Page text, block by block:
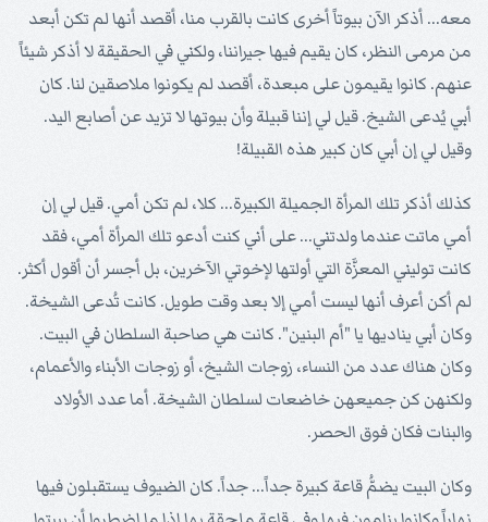
معه... أذكر الآن بيوتاً أخرى كانت بالقرب منا، أقصد أنها لم تكن أبعد
من مرمى النظر، كان يقيم فيها جيراننا، ولكني في الحقيقة لا أذكر شيئاً
عنهم. كانوا يقيمون على مبعدة، أقصد لم يكونوا ملاصقين لنا. كان
أبي يُدعى الشيخ. قيل لي إننا قبيلة وأن بيوتها لا تزيد عن أصابع اليد.
وقيل لي إن أبي كان كبير هذه القبيلة!
كذلك أذكر تلك المرأة الجميلة الكبيرة... كلا، لم تكن أمي. قيل لي إن
أمي ماتت عندما ولدتني... على أني كنت أدعو تلك المرأة أمي، فقد
كانت توليني المعزَّة التي أولتها لإخوتي الآخرين، بل أجسر أن أقول أكثر.
لم أكن أعرف أنها ليست أمي إلا بعد وقت طويل. كانت تُدعى الشيخة.
وكان أبي يناديها يا "أم البنين". كانت هي صاحبة السلطان في البيت.
وكان هناك عدد من النساء، زوجات الشيخ، أو زوجات الأبناء والأعمام،
ولكنهن كن جميعهن خاضعات لسلطان الشيخة. أما عدد الأولاد
والبنات فكان فوق الحصر.
وكان البيت يضمُّ قاعة كبيرة جداً... جداً. كان الضيوف يستقبلون فيها